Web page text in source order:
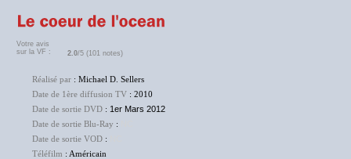
Votre avis
sur la VF :
2.0/5 (101 notes)
Réalisé par : Michael D. Sellers
Date de 1ère diffusion TV : 2010
Date de sortie DVD : 1er Mars 2012
Date de sortie Blu-Ray :
Date de sortie VOD :
Téléfilm : Américain